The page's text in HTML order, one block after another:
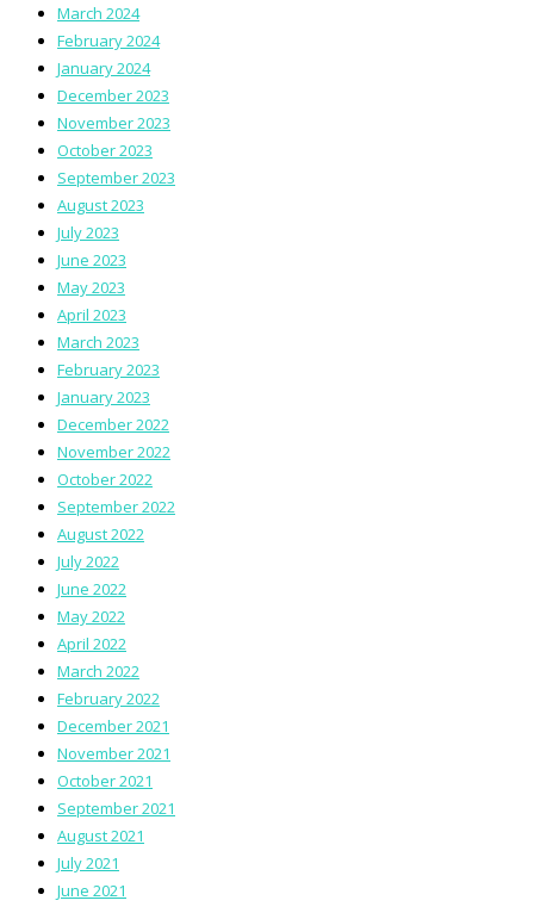
March 2024
February 2024
January 2024
December 2023
November 2023
October 2023
September 2023
August 2023
July 2023
June 2023
May 2023
April 2023
March 2023
February 2023
January 2023
December 2022
November 2022
October 2022
September 2022
August 2022
July 2022
June 2022
May 2022
April 2022
March 2022
February 2022
December 2021
November 2021
October 2021
September 2021
August 2021
July 2021
June 2021